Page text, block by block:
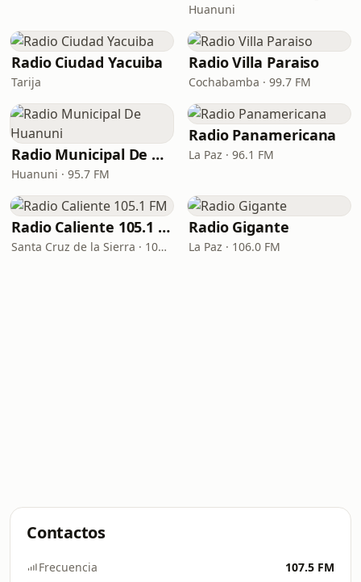
Huanuni
Radio Ciudad Yacuiba
Tarija
Radio Villa Paraiso
Cochabamba · 99.7 FM
Radio Municipal De Huanuni
Huanuni · 95.7 FM
Radio Panamericana
La Paz · 96.1 FM
Radio Caliente 105.1 FM
Santa Cruz de la Sierra · 105.1 FM
Radio Gigante
La Paz · 106.0 FM
Contactos
Frecuencia 107.5 FM